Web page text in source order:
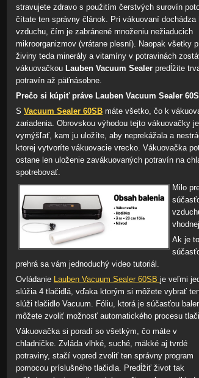
stravujete zdravo s použitím čerstvých surovín
čítate ten správny článok. Pri vákuovaní dochádza
vzduchu, čím je zabránené množeniu nežiaducich
mikroorganizmov (vrátane plesní). Naopak všetky
živiny teda minerály a vitamíny v potravinách
vákuovačkou Lauben Vacuum Sealer predĺžite
potravín až päťnásobne.
Prečo si kúpiť práve Lauben Vacuum Sealer
S Vacuum Sealer 60SB máte všetko, čo k
zariadenia. Obrovskou výhodou tejto vákuovačky
vymýšľať, kam ju uložíte, aby neprekážala a
ktorej vytvoríte vákuovacie vrecko. Vákuovačka
ostane len uloženie zavákuovaných potravín na
spotrebovať.
Milo
Ak je
prehrá sa vám jednoduchý video tutoriál.
Ovládanie Lauben Vacuum Sealer 60SB je veľmi
slúžia 4 tlačidlá, vďaka ktorým si môžete vybrať
slúži tlačidlo Vacuum. Fóliu, ktorá je súčasťou
môžete zvoliť možnosť automatického procesu
Vákuovačka si poradí so všetkým, čo máte v
chladničke. Zvláda vlhké, suché, mäkké aj tvrdé
potraviny, stačí vopred zvoliť ten správny program
pomocou príslušného tlačidla. Predĺžiť život tak